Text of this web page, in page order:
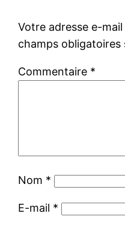
Votre adresse e-
champs obligatoires
Commentaire *
Nom *
E-mail *